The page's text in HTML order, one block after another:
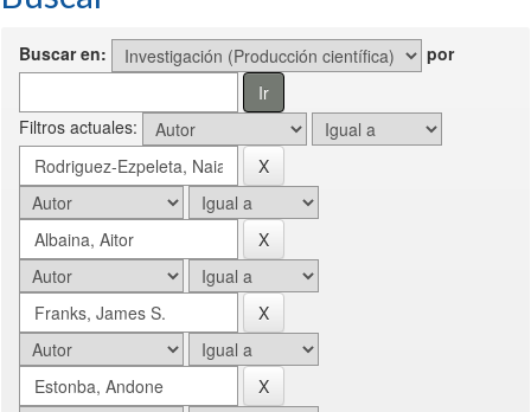
Buscar en: por
Filtros actuales: